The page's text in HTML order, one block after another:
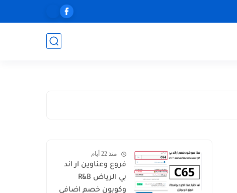
منذ 22 أيام
فروع وعناوين ار اند
بي الرياض R&B
وكوبون خصم اضافي